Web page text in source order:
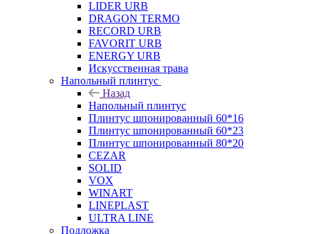
LIDER URB
DRAGON TERMO
RECORD URB
FAVORIT URB
ENERGY URB
Искусственная трава
Напольный плинтус
Назад
Напольный плинтус
Плинтус шпонированный 60*16
Плинтус шпонированный 60*23
Плинтус шпонированный 80*20
CEZAR
SOLID
VOX
WINART
LINEPLAST
ULTRA LINE
Подложка